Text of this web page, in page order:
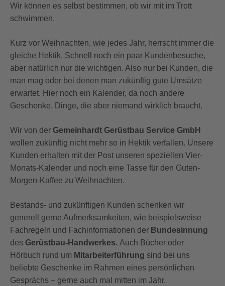
Wir können es selbst bestimmen, ob wir mit im Trott
schwimmen.
Kurz vor Weihnachten, wie jedes Jahr, herrscht immer die
gleiche Hektik. Schnell noch ein paar Kundenbesuche,
aber natürlich nur die wichtigen. Also nur bei Kunden, die
man mag oder bei denen man zukünftig gute Umsätze
erwartet. Hier noch ein Kalender, da noch andere
Geschenke. Dinge, die aber niemand wirklich braucht.
Wir von der Gemeinhardt Gerüstbau Service GmbH
wollen zukünftig nicht mehr so in Hektik verfallen. Unsere
Kunden erhalten mit der Post unseren speziellen Vier-
Monats-Kalender und noch eine Tasse für den Guten-
Morgen-Kaffee zu Weihnachten.
Bestands- und zukünftigen Kunden schenken wir
generell gerne Aufmerksamkeiten, wie beispielsweise
Fachregeln und Fachinformationen der Bundesinnung
des Gerüstbau-Handwerkes. Auch Bücher oder
Hörbuch rund um Mitarbeiterführung sind bei uns
beliebte Geschenke im Rahmen eines persönlichen
Gesprächs – gerne auch mal mitten im Jahr.